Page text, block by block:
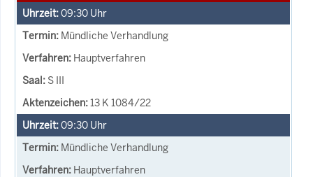
09:30 Uhr
Mündliche Verhandlung
Hauptverfahren
S III
13 K 1084/22
09:30 Uhr
Mündliche Verhandlung
Hauptverfahren